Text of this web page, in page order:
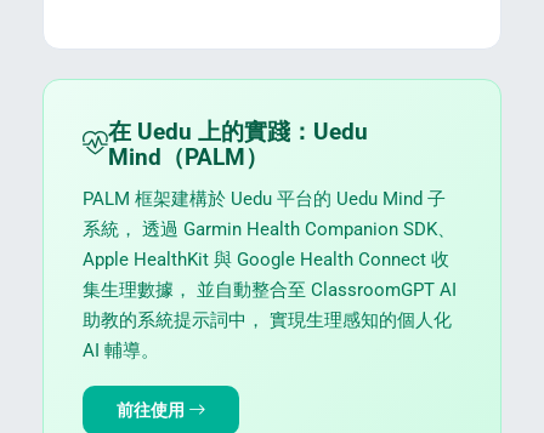
在 Uedu 上的實踐：Uedu
Mind（PALM）
PALM 框架建構於 Uedu 平台的 Uedu Mind 子
系統， 透過 Garmin Health Companion SDK、
Apple HealthKit 與 Google Health Connect 收
集生理數據， 並自動整合至 ClassroomGPT AI
助教的系統提示詞中， 實現生理感知的個人化
AI 輔導。
前往使用